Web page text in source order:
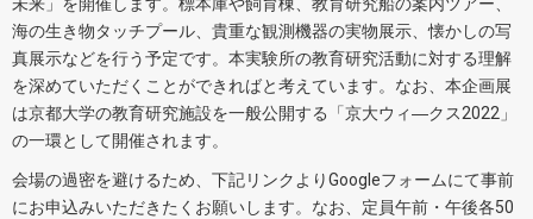
未来」を開催します。標本庫や飼育棟、教育研究船の案内ツアー、
海の生き物タッチプール、貴重な観測機器の実物展示、懐かしの写
真展示などを行う予定です。本実験所の教育研究活動に対する理解
を深めていただくことができればと考えています。なお、本企画展
は京都大学の教育研究施設を一般公開する「京大ウィ―クス2022」
の一環として開催されます。
会場の過密を避けるため、下記リンクよりGoogleフォームにて事前
にお申込みいただきたくお願いします。なお、定員午前・午後各50